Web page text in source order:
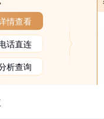
情查看
话直连
析查询